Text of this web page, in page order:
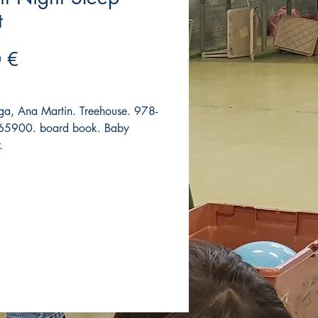
€
Ana Martin. Treehouse. 978-
board book. Baby